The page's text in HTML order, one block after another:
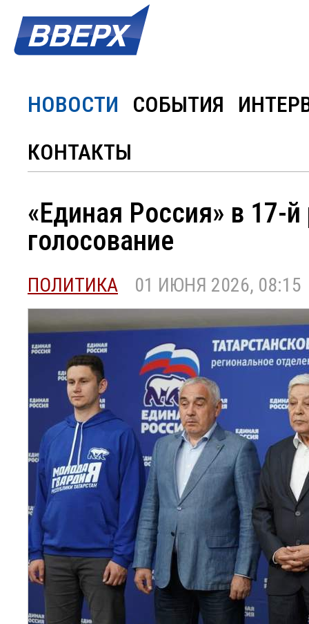
НОВОСТИ СОБЫТИЯ
КОНТАКТЫ
«Единая Россия» в 17-
голосование
ПОЛИТИКА 01 ИЮНЯ 2026, 08:15